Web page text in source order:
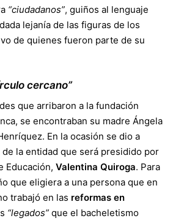
“ciudadanos”, guiños al lenguaje
lejanía de las figuras de los
de quienes fueron parte de su
cercano”
que arribaron a la fundación
se encontraban su madre Ángela
En la ocasión se dio a
de la entidad que será presidido por
Educación, Valentina Quiroga. Para
que eligiera a una persona que en
trabajó en las reformas en
“legados” que el bacheletismo